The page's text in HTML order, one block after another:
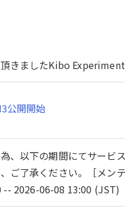
きましたKibo
公開開始
、以下の期間にてサービ
ご了承ください。［メンテ
2026-06-08 13:00 (JST)